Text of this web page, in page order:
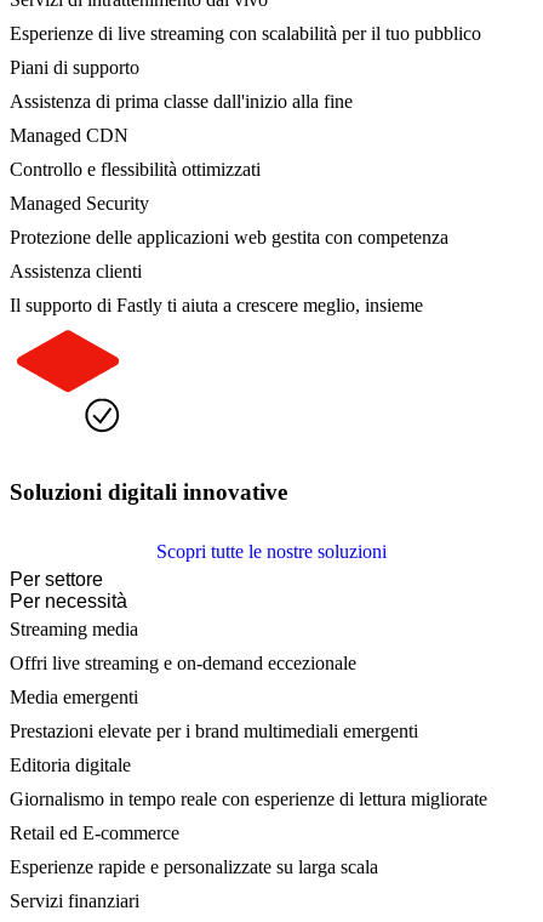
Esperienze di live streaming con scalabilità per il tuo pubblico
Piani di supporto
Assistenza di prima classe dall'inizio alla fine
Managed CDN
Controllo e flessibilità ottimizzati
Managed Security
Protezione delle applicazioni web gestita con competenza
Assistenza clienti
Il supporto di Fastly ti aiuta a crescere meglio, insieme
Soluzioni digitali innovative
Scopri tutte le nostre soluzioni
Per settore
Per necessità
Streaming media
Offri live streaming e on-demand eccezionale
Media emergenti
Prestazioni elevate per i brand multimediali emergenti
Editoria digitale
Giornalismo in tempo reale con esperienze di lettura migliorate
Retail ed E-commerce
Esperienze rapide e personalizzate su larga scala
Servizi finanziari